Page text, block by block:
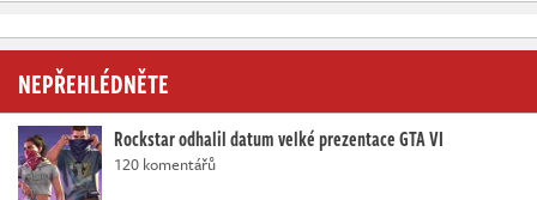
NEPŘEHLÉDNĚTE
Rockstar odhalil datum velké prezentace GTA VI
120 komentářů